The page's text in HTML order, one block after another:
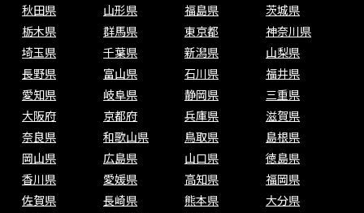
秋田県
山形県 福島県
茨城県
栃木県
群馬県 東京都
神奈川県
埼玉県
千葉県 新潟県
山梨県
長野県
富山県 石川県
福井県
愛知県
岐阜県 静岡県
三重県
大阪府
京都府 兵庫県
滋賀県
奈良県
和歌山県 鳥取県
島根県
岡山県
広島県 山口県
徳島県
香川県
愛媛県 高知県
福岡県
佐賀県
長崎県 熊本県
大分県